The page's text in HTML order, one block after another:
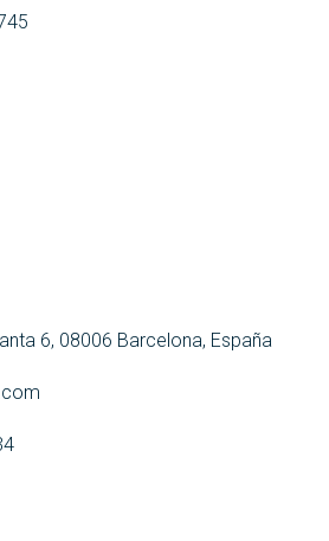
6, 08006 Barcelona, España